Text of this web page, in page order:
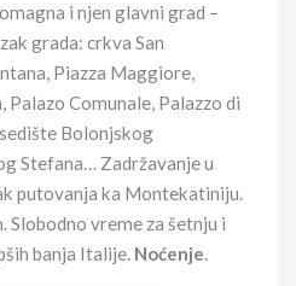
i njen glavni grad –
grada: crkva San
Piazza Maggiore,
Comunale, Palazzo di
Bolonjskog
Stefana… Zadržavanje u
putovanja ka Montekatiniju.
Slobodno vreme za šetnju i
banja Italije. Noćenje.